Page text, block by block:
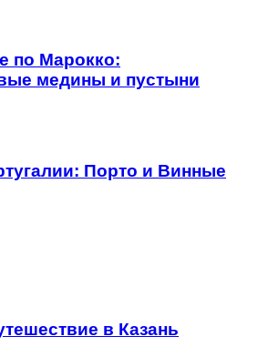
по Марокко:
медины и пустыни
Порто и Винные
в Казань